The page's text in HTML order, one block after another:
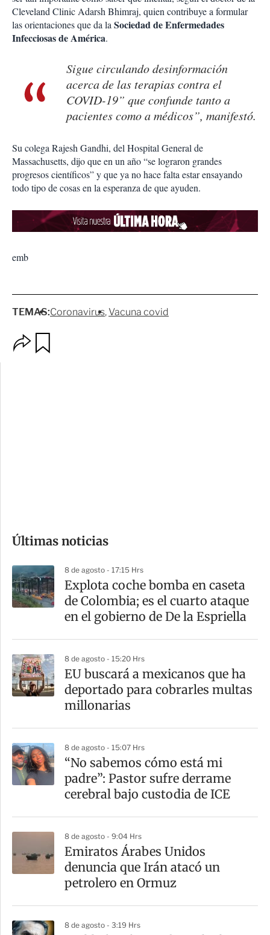
Cleveland Clinic Adarsh Bhimraj, quien contribuye a formular
las orientaciones que da laSociedad de Enfermedades
Infecciosas de América.
Sigue circulando desinformación
acerca de las terapias contra el
COVID-19” que confunde tanto a
pacientes como a médicos”, manifestó.
Su colega Rajesh Gandhi, del Hospital General de
Massachusetts, dijo que en un año “se lograron grandes
progresos científicos” y que ya no hace falta estar ensayando
todo tipo de cosas en la esperanza de que ayuden.
emb
TEMAS:Coronavirus Vacuna covid
p
m
a
r
t
Últimas noticias
8 de agosto - 17:15 Hrs
Explota coche bomba en caseta
de Colombia; es el cuarto ataque
en el gobierno de De la Espriella
8 de agosto - 15:20 Hrs
EU buscará a mexicanos que ha
deportado para cobrarles multas
millonarias
8 de agosto - 15:07 Hrs
“No sabemos cómo está mi
padre”: Pastor sufre derrame
cerebral bajo custodia de ICE
8 de agosto - 9:04 Hrs
Emiratos Árabes Unidos
denuncia que Irán atacó un
petrolero en Ormuz
8 de agosto - 3:19 Hrs